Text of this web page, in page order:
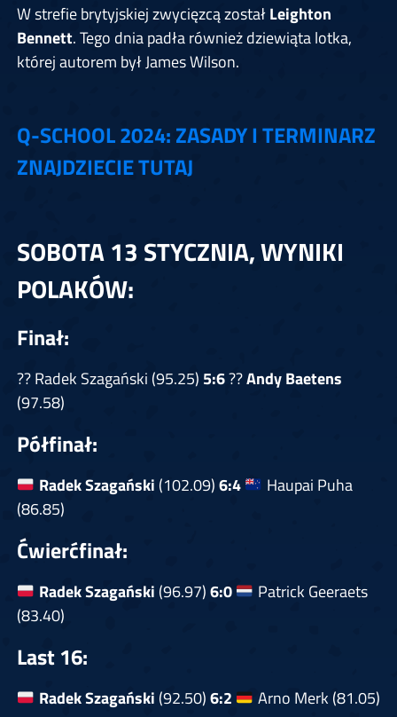
W strefie brytyjskiej zwycięzcą zostałLeighton
Bennett. Tego dnia padła również dziewiąta lotka,
której autorem był James Wilson.
Q-SCHOOL 2024: ZASADY I TERMINARZ
ZNAJDZIECIE TUTAJ
SOBOTA 13 STYCZNIA, WYNIKI
POLAKÓW:
Finał:
?? Radek Szagański (95.25) 5:6??Andy Baetens
(97.58)
Półfinał:
Radek Szagański (102.09)6:4
Haupai Puha
(86.85)
Ćwierćfinał:
Radek Szagański (96.97)6:0
Patrick Geeraets
(83.40)
Last 16:
Radek Szagański (92.50)6:2 Arno Merk (81.05)